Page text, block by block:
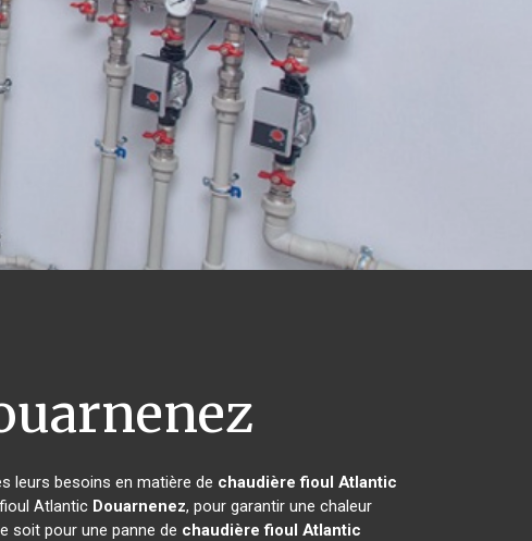
leurs besoins en matière de chaudière fioul Atlantic
Atlantic Douarnenez, pour garantir une chaleur
soit pour une panne de chaudière fioul Atlantic